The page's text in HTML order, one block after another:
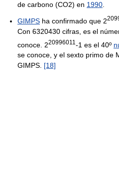
de carbono (CO2) en 1990
GIMPS ha confirmado que 2
Con 6320430 cifras, es el
conoce. 220996011 -1 es el 40º
se conoce, y el sexto primo de
GIMPS. [18]